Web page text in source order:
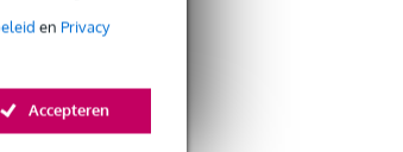
en Privacy
Accepteren